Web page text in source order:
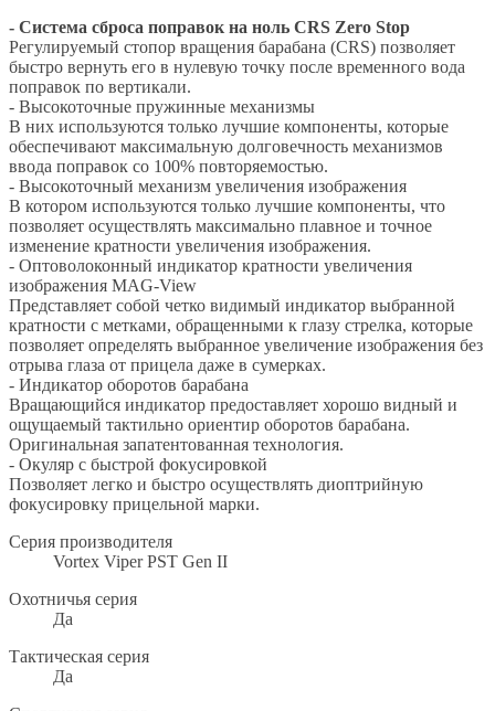
- Система сброса поправок на ноль CRS Zero Stop
Регулируемый стопор вращения барабана (CRS) позволяет
быстро вернуть его в нулевую точку после временного вода
поправок по вертикали.
- Высокоточные пружинные механизмы
В них используются только лучшие компоненты, которые
обеспечивают максимальную долговечность механизмов
ввода поправок со 100% повторяемостью.
- Высокоточный механизм увеличения изображения
В котором используются только лучшие компоненты, что
позволяет осуществлять максимально плавное и точное
изменение кратности увеличения изображения.
- Оптоволоконный индикатор кратности увеличения
изображения MAG-View
Представляет собой четко видимый индикатор выбранной
кратности с метками, обращенными к глазу стрелка, которые
позволяет определять выбранное увеличение изображения без
отрыва глаза от прицела даже в сумерках.
- Индикатор оборотов барабана
Вращающийся индикатор предоставляет хорошо видный и
ощущаемый тактильно ориентир оборотов барабана.
Оригинальная запатентованная технология.
- Окуляр с быстрой фокусировкой
Позволяет легко и быстро осуществлять диоптрийную
фокусировку прицельной марки.
Серия производителя
Vortex Viper PST Gen II
Охотничья серия
Да
Тактическая серия
Да